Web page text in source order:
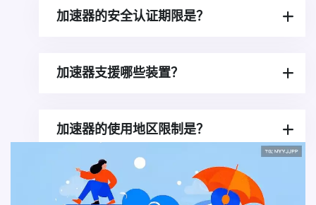
加速器的安全认证期限是？
加速器支援哪些装置？
加速器的使用地区限制是？